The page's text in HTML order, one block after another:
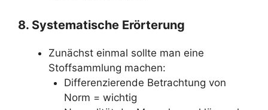
8. Systematische Erörterung
Zunächst einmal sollte man eine
Stoffsammlung machen:
Differenzierende Betrachtung von
Norm = wichtig